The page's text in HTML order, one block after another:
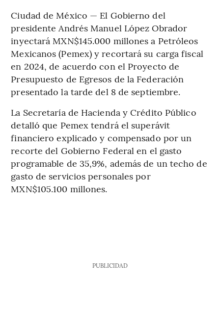
Ciudad de México — El Gobierno del
presidente Andrés Manuel López Obrador
inyectará MXN$145.000 millones a Petróleos
Mexicanos (Pemex) y recortará su carga fiscal
en 2024, de acuerdo con el Proyecto de
Presupuesto de Egresos de la Federación
presentado la tarde del 8 de septiembre.
La Secretaría de Hacienda y Crédito Público
detalló que Pemex tendrá el superávit
financiero explicado y compensado por un
recorte del Gobierno Federal en el gasto
programable de 35,9%, además de un techo de
gasto de servicios personales por
MXN$105.100 millones.
PUBLICIDAD